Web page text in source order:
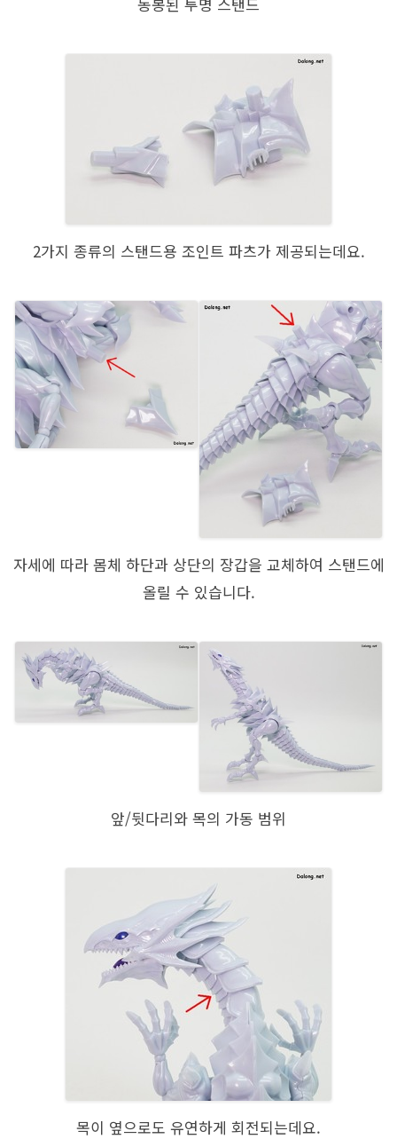
2가지 종류의 스탠드용 조인트 파츠가 제공되는데요.
자세에 따라 몸체 하단과 상단의 장갑을 교체하여 스탠드에
올릴 수 있습니다.
앞/뒷다리와 목의 가동 범위
목이 옆으로도 유연하게 회전되는데요.